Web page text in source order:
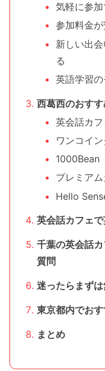
気軽に参加
参加料金
新しい出
る
英語学習
西葛西のおす
英会話カ
ワンコイ
1000Bean
プレミア
Hello
英会話カフェ
千葉の英会話
質問
迷ったらまず
東京都内でお
まとめ